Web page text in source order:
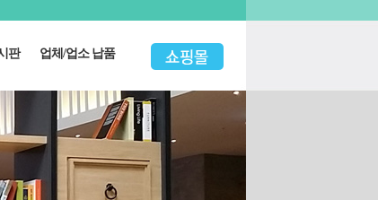
판 업체/업소 납품